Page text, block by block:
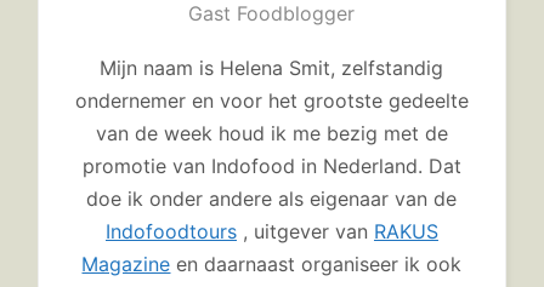
Gast Foodblogger
Mijn naam is Helena Smit, zelfstandig
ondernemer en voor het grootste gedeelte
van de week houd ik me bezig met de
promotie van Indofood in Nederland. Dat
doe ik onder andere als eigenaar van de
Indofoodtours, uitgever van RAKUS
Magazine en daarnaast organiseer ik ook